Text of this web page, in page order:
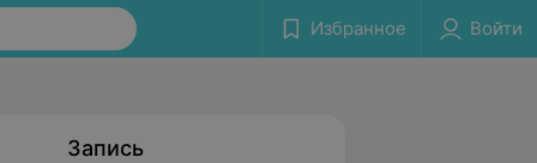
Избранное Войти
Запись